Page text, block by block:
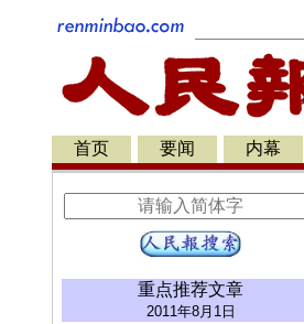
首页 要闻 内幕
重点推荐文章
2011年8月1日